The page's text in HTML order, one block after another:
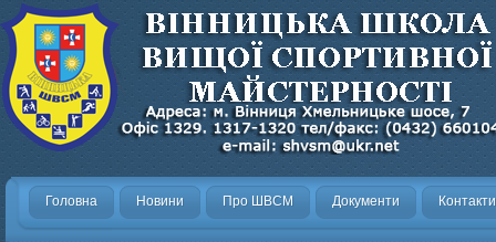
Головна Новини Про ШВСМ Документи Контакти